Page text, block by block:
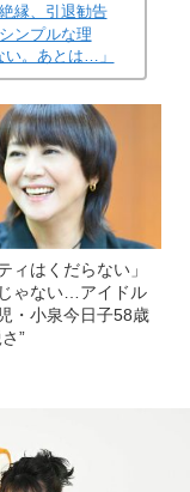
縁、引退勧告
ンプルな理
い。あとは…」
ィはくだらない」
ゃない…アイドル
・小泉今日子58歳
”